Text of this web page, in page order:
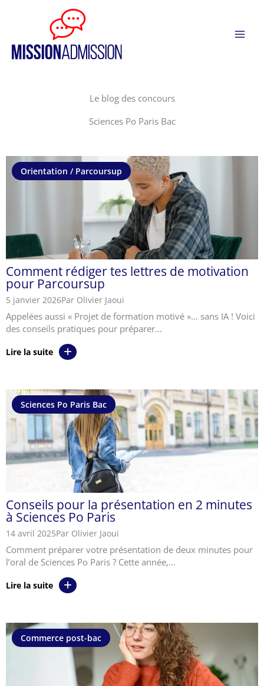
Le blog des concours
Sciences Po Paris Bac
Orientation / Parcoursup
Comment rédiger tes lettres de motivation
pour Parcoursup
Appelées aussi « Projet de formation motivé »… sans IA ! Voici
des conseils pratiques pour préparer...
5 janvier 2026Par Olivier Jaoui
Lire la suite
Sciences Po Paris Bac
Conseils pour la présentation en 2 minutes
à Sciences Po Paris
Comment préparer votre présentation de deux minutes pour
l’oral de Sciences Po Paris ? Cette année,...
14 avril 2025Par Olivier Jaoui
Lire la suite
Commerce post-bac
Panneau de gestion des cookies